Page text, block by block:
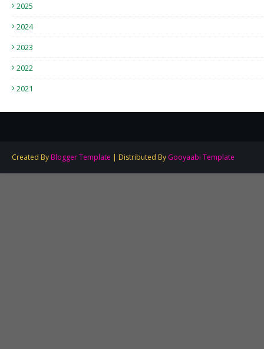
2025
2024
2023
2022
2021
Created By Blogger Template | Distributed By Gooyaabi Template